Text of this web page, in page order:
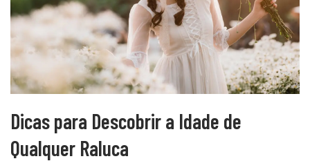
Dicas para Descobrir a Idade de
Qualquer Raluca